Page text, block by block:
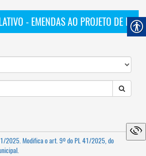
- EMENDAS AO PROJETO DE LEI
2025. Modifica o art. 9º do PL 41/2025, do